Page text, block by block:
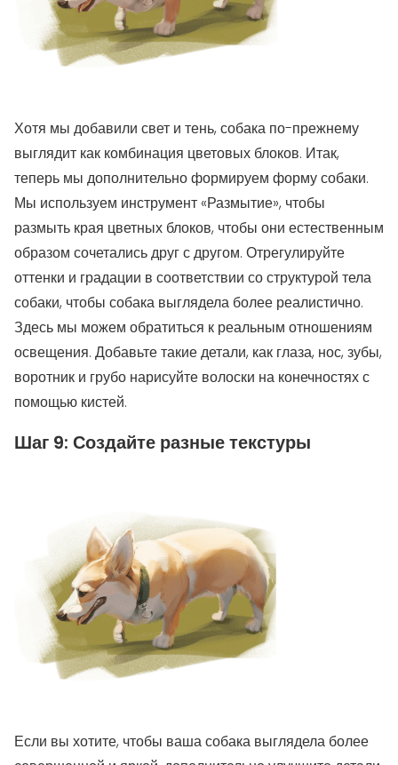
Хотя мы добавили свет и тень, собака по-прежнему
выглядит как комбинация цветовых блоков. Итак,
теперь мы дополнительно формируем форму собаки.
Мы используем инструмент «Размытие», чтобы
размыть края цветных блоков, чтобы они естественным
образом сочетались друг с другом. Отрегулируйте
оттенки и градации в соответствии со структурой тела
собаки, чтобы собака выглядела более реалистично.
Здесь мы можем обратиться к реальным отношениям
освещения. Добавьте такие детали, как глаза, нос, зубы,
воротник и грубо нарисуйте волоски на конечностях с
помощью кистей.
Шаг 9: Создайте разные текстуры
Если вы хотите, чтобы ваша собака выглядела более